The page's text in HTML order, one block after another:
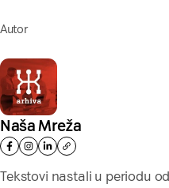
Autor
Naša Mreža
Tekstovi nastali u periodu